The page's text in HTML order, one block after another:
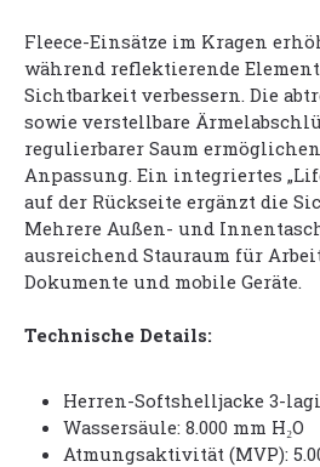
Fleece-Einsätze im Kragen
während reflektierende
Sichtbarkeit verbessern. Die
sowie verstellbare
regulierbarer Saum
Anpassung. Ein integriertes
auf der Rückseite ergänzt die
Mehrere Außen- und
ausreichend Stauraum für
Dokumente und mobile Geräte.
Technische Details:
Herren-Softshelljacke 3-
Wassersäule: 8.000 mm H₂O
Atmungsaktivität (MVP):